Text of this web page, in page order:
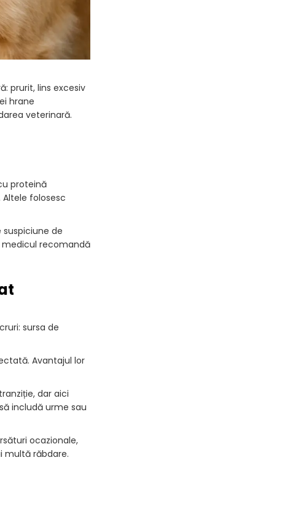
prurit, lins excesiv
hrane
veterinară.
proteină
folosesc
de
recomandă
sursa de
Avantajul lor
dar aici
includă urme sau
ocazionale,
multă răbdare.